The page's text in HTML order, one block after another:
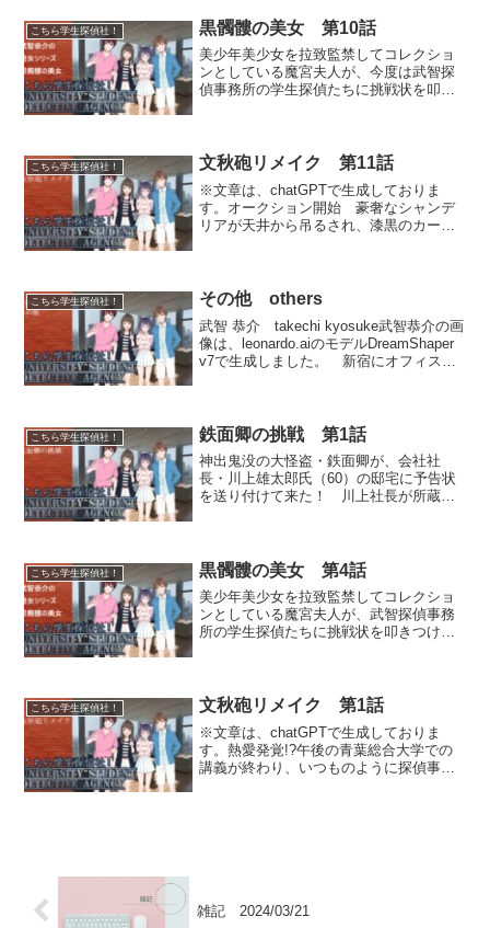
こちら学生探偵社！ 黒髑髏の美女 第10話
美少年美少女を拉致監禁してコレクショ
ンとしている魔宮夫人が、今度は武智探
偵事務所の学生探偵たちに挑戦状を叩き
らやって来たボンド星人に...
こちら学生探偵社！ 文秋砲リメイク 第11話
※文章は、chatGPTで生成しておりま
す。オークション開始 豪奢なシャンデ
リアが天井から吊るされ、漆黒のカーテ
競売参加者たちが座り...
こちら学生探偵社！ その他 others
武智 恭介 takechi kyosuke武智恭介の画
像は、leonardo.aiのモデルDreamShaper
v7で生成しました。 新宿にオフィスを
こちら学生探偵社！ 鉄面卿の挑戦 第1話
神出鬼没の大怪盗・鉄面卿が、会社社
長・川上雄太郎氏（60）の邸宅に予告状
を送り付けて来た！ 川上社長が所蔵す
咲間警視から出動要請を受け...
こちら学生探偵社！ 黒髑髏の美女 第4話
美少年美少女を拉致監禁してコレクショ
ンとしている魔宮夫人が、武智探偵事務
所の学生探偵たちに挑戦状を叩きつけ
って来たボンド星人に乗っ取...
こちら学生探偵社！ 文秋砲リメイク 第1話
※文章は、chatGPTで生成しておりま
す。熱愛発覚!?午後の青葉総合大学での
講義が終わり、いつものように探偵事務
雑記 2024/03/21